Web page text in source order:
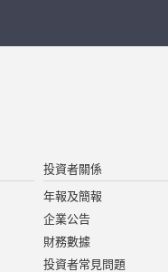
投資者關係
年報及簡報
企業公告
財務數據
投資者常見問題